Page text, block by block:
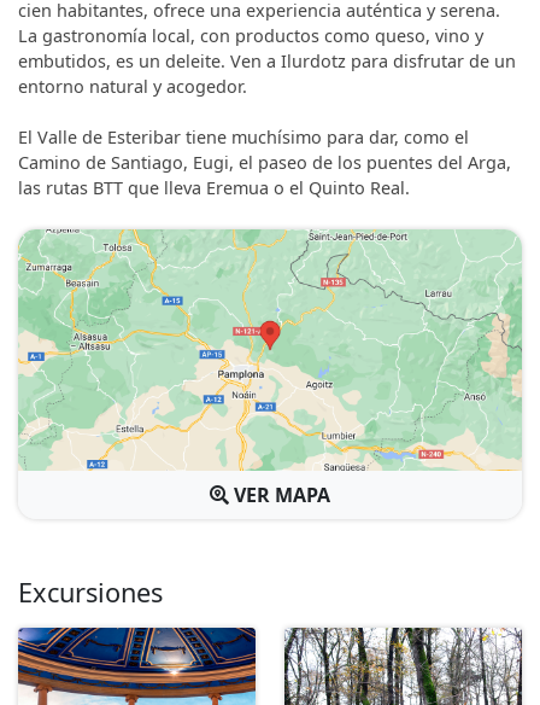
cien habitantes, ofrece una experiencia auténtica y serena.
La gastronomía local, con productos como queso, vino y
embutidos, es un deleite. Ven a Ilurdotz para disfrutar de un
entorno natural y acogedor.
El Valle de Esteribar tiene muchísimo para dar, como el
Camino de Santiago, Eugi, el paseo de los puentes del Arga,
las rutas BTT que lleva Eremua o el Quinto Real.
VER MAPA
Excursiones